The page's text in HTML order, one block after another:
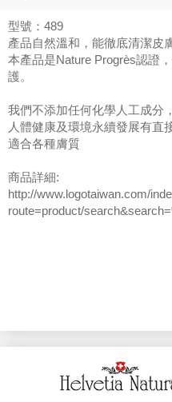
型號：489
產品自然溫和，能徹底清潔皮
本產品是Nature Progrès認證
護。
我們不添加任何化學人工成分
人體健康及環境永續發展有直
適合各種膚質
商品詳細:
http://www.logotaiwan.com/
route=product/